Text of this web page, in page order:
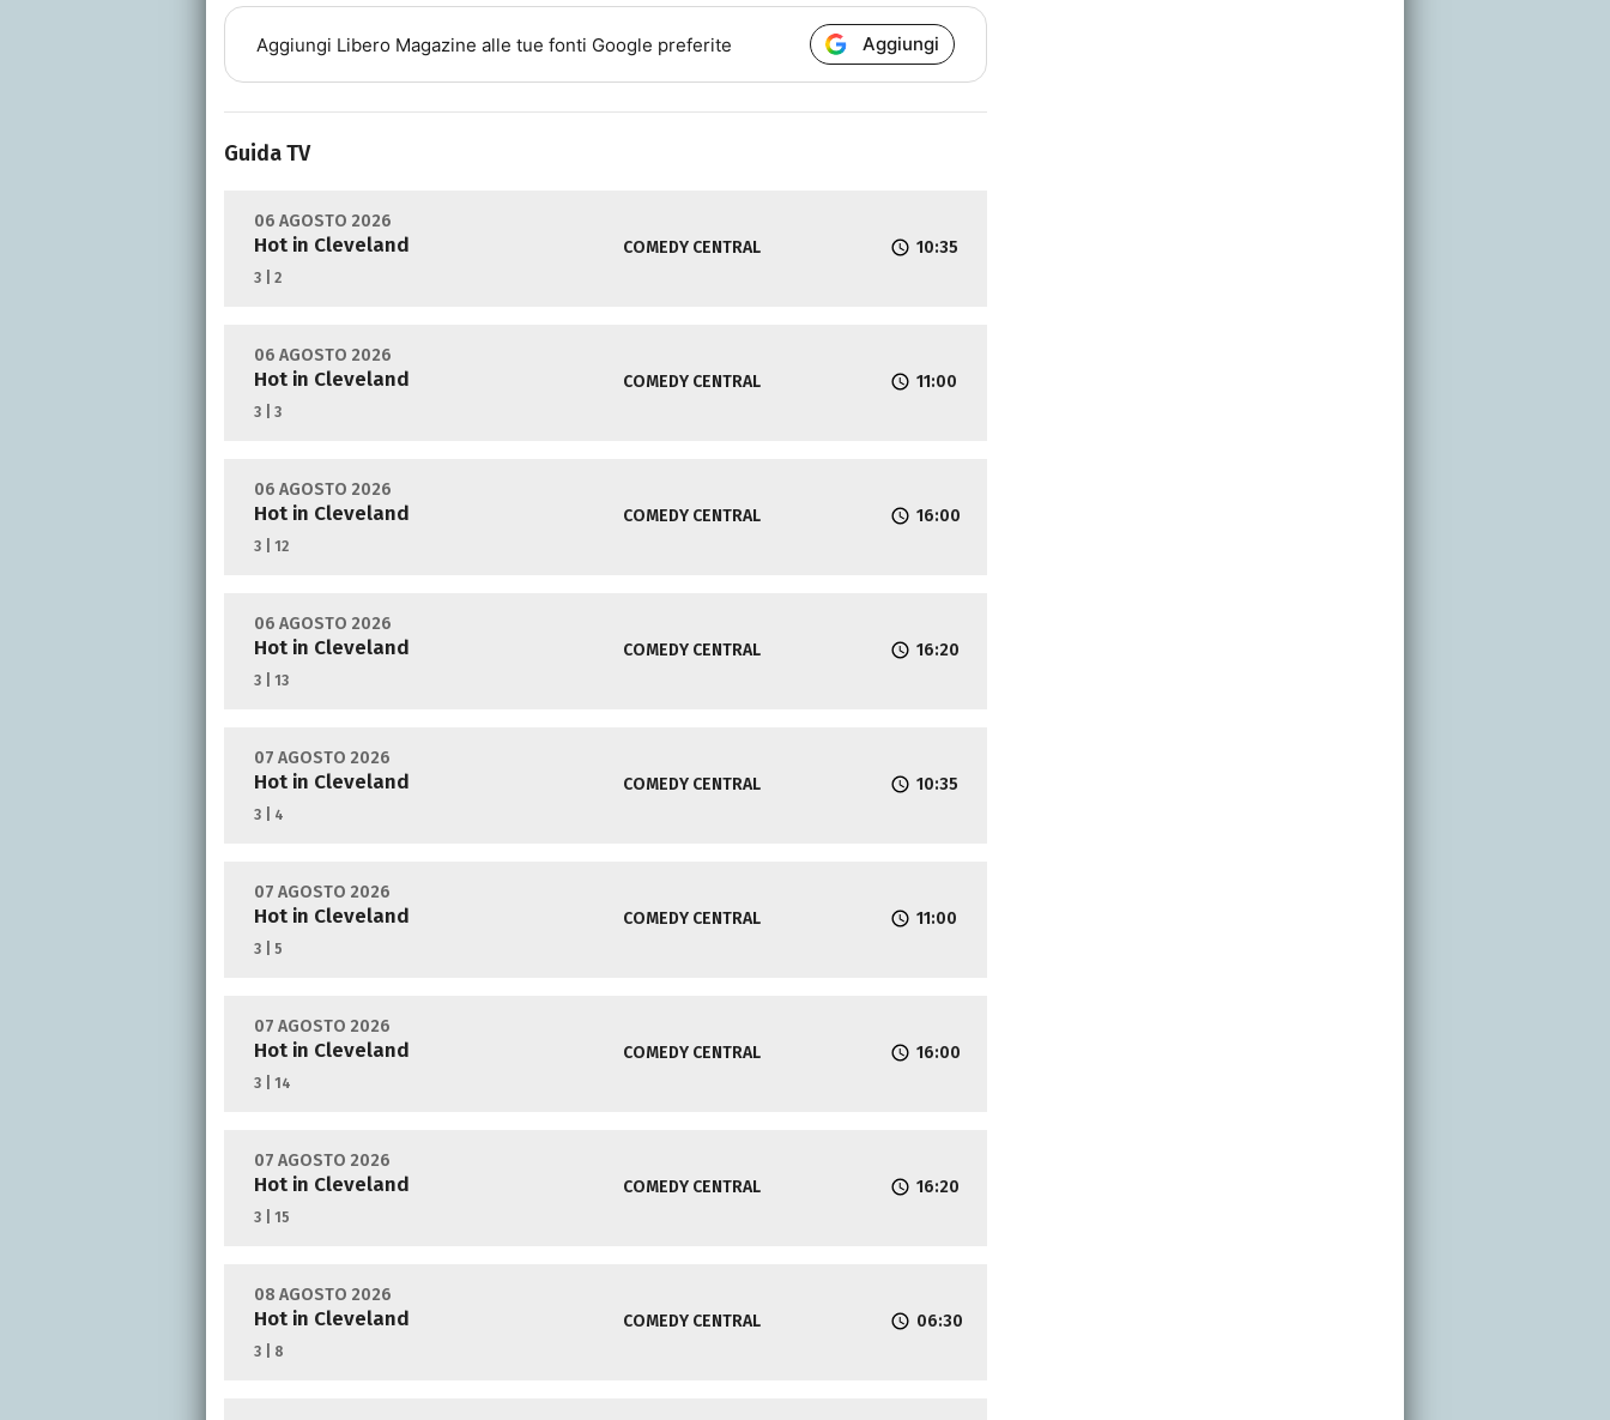
Aggiungi Libero Magazine alle tue fonti Google preferite Aggiungi
Guida TV
06 AGOSTO 2026
Hot in Cleveland
3 | 2
COMEDY CENTRAL 10:35
06 AGOSTO 2026
Hot in Cleveland
3 | 3
COMEDY CENTRAL 11:00
06 AGOSTO 2026
Hot in Cleveland
3 | 12
COMEDY CENTRAL 16:00
06 AGOSTO 2026
Hot in Cleveland
3 | 13
COMEDY CENTRAL 16:20
07 AGOSTO 2026
Hot in Cleveland
3 | 4
COMEDY CENTRAL 10:35
07 AGOSTO 2026
Hot in Cleveland
3 | 5
COMEDY CENTRAL 11:00
07 AGOSTO 2026
Hot in Cleveland
3 | 14
COMEDY CENTRAL 16:00
07 AGOSTO 2026
Hot in Cleveland
3 | 15
COMEDY CENTRAL 16:20
08 AGOSTO 2026
Hot in Cleveland
3 | 8
COMEDY CENTRAL 06:30